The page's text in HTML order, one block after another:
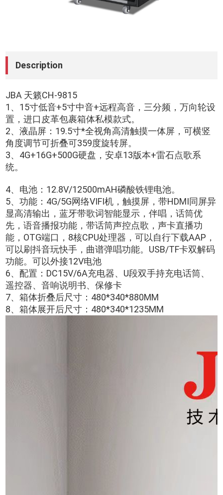
Description
JBA 天籁CH-9815
1、15寸低音+5寸中音+远程高音，三分频，万向轮设
置，进口皮革包裹箱体私模款式。
2、液晶屏：19.5寸*全视角高清触摸一体屏，可横竖
角度调节可折叠可359度旋转屏。
3、4G+16G+500G硬盘，安卓13版本+雷石点歌系
统。
4、电池：12.8V/12500mAH磷酸铁锂电池。
5、功能：4G/5G网络VIFI机，触摸屏，带HDMI同屏异
显高清输出，蓝牙带歌词智能显示，伴唱，话筒优
先，语音播报功能，带话筒声控点歌，声卡直播功
能，OTG端口，8核CPU处理器，可以自行下载AAP，
可以刷抖音玩快手，曲谱弹唱功能。USB/TF卡双解码
功能。可以外接12V电池
6、配置：DC15V/6A充电器、U段双手持充电话筒、
遥控器、音响说明书、保修卡
7、箱体折叠后尺寸：480*340*880MM
8、箱体展开后尺寸：480*340*1235MM